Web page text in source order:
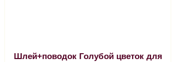
Шлей+поводок Голубой цветок для